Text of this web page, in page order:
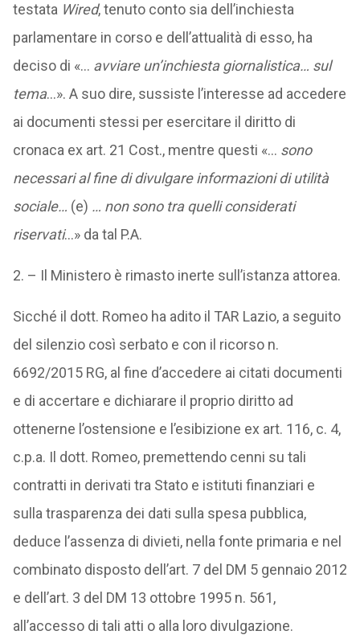
testata Wired, tenuto conto sia dell’inchiesta
parlamentare in corso e dell’attualità di esso, ha
deciso di «… avviare un’inchiesta giornalistica… sul
tema…». A suo dire, sussiste l’interesse ad accedere
ai documenti stessi per esercitare il diritto di
cronaca ex art. 21 Cost., mentre questi «… sono
necessari al fine di divulgare informazioni di utilità
sociale… (e) … non sono tra quelli considerati
riservati…» da tal P.A.
2. – Il Ministero è rimasto inerte sull’istanza attorea.
Sicché il dott. Romeo ha adito il TAR Lazio, a seguito
del silenzio così serbato e con il ricorso n.
6692/2015 RG, al fine d’accedere ai citati documenti
e di accertare e dichiarare il proprio diritto ad
ottenerne l’ostensione e l’esibizione ex art. 116, c. 4,
c.p.a. Il dott. Romeo, premettendo cenni su tali
contratti in derivati tra Stato e istituti finanziari e
sulla trasparenza dei dati sulla spesa pubblica,
deduce l’assenza di divieti, nella fonte primaria e nel
combinato disposto dell’art. 7 del DM 5 gennaio 2012
e dell’art. 3 del DM 13 ottobre 1995 n. 561,
all’accesso di tali atti o alla loro divulgazione.